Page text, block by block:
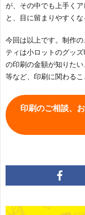
が、その中でも上手く
と、目に留まりやすく
今回は以上です。制作
ティは小ロットのグッ
の印刷の金額が知りた
等など、印刷に関わるこ
印刷のご相談、